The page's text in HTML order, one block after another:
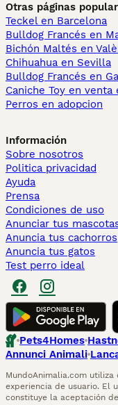
Otras páginas
Teckel en Barcelona
Bulldog Francés en
Bichón Maltés en
Chihuahua en Sevilla
Bulldog Francés en
Caniche Toy en venta
Perros en adopcion
Información
Sobre nosotros
Politica privacidad
Ayuda
Prensa
Condiciones de uso
Anunciar tus
Anuncia tus cachorros
Anuncia tus gatos
Test perro ideal
Pets4Homes
Annunci Animali
MundoAnimalia.com
experiencia de usuario. El
constituye la aceptación